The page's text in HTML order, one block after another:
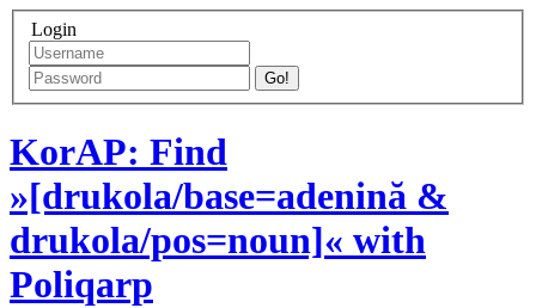
Login
Go!
KorAP: Find
»[drukola/base=adenină &
drukola/pos=noun]« with
Poliqarp